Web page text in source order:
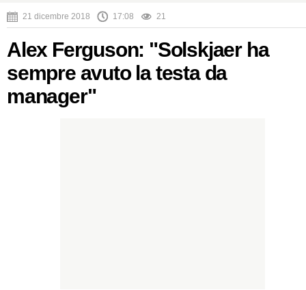
21 dicembre 2018 17:08 21
Alex Ferguson: "Solskjaer ha
sempre avuto la testa da
manager"